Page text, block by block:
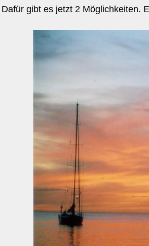
Dafür gibt es jetzt 2 Möglichkeiten.